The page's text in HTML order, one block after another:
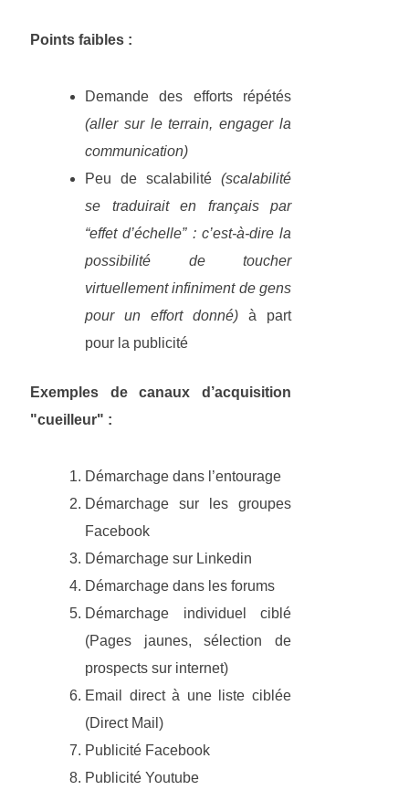
Points faibles :
Demande des efforts répétés
(aller sur le terrain, engager la
communication)
Peu de scalabilité (scalabilité
se traduirait en français par
“effet d’échelle” : c’est-à-dire la
possibilité de toucher
virtuellement infiniment de gens
pour un effort donné) à part
pour la publicité
Exemples de canaux d’acquisition
"cueilleur" :
Démarchage dans l’entourage
Démarchage sur les groupes
Facebook
Démarchage sur Linkedin
Démarchage dans les forums
Démarchage individuel ciblé
(Pages jaunes, sélection de
prospects sur internet)
Email direct à une liste ciblée
(Direct Mail)
Publicité Facebook
Publicité Youtube